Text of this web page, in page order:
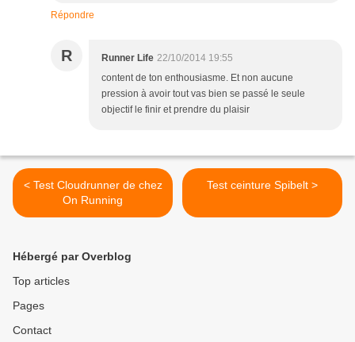
Répondre
R Runner Life 22/10/2014 19:55
content de ton enthousiasme. Et non aucune
pression à avoir tout vas bien se passé le seule
objectif le finir et prendre du plaisir
< Test Cloudrunner de chez
On Running
Test ceinture Spibelt >
Hébergé par Overblog
Top articles
Pages
Contact